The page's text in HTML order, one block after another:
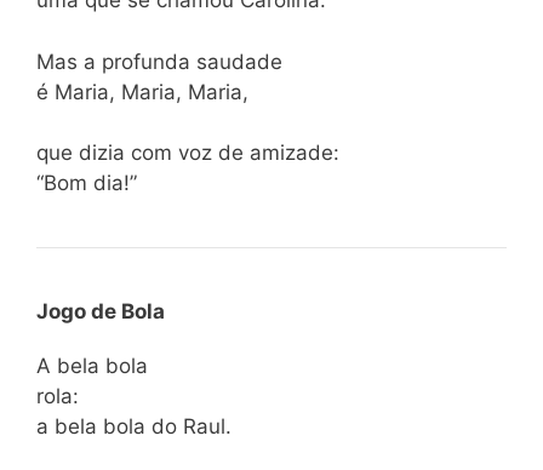
Mas a profunda saudade
é Maria, Maria, Maria,
que dizia com voz de amizade:
“Bom dia!”
Jogo de Bola
A bela bola
rola:
a bela bola do Raul.